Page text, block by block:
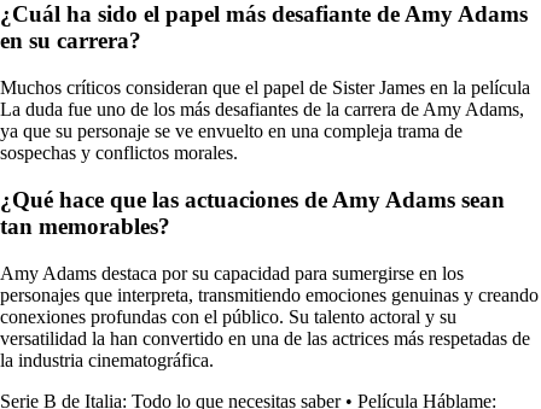
¿Cuál ha sido el papel más desafiante de Amy Adams
en su carrera?
Muchos críticos consideran que el papel de Sister James en la película
La duda fue uno de los más desafiantes de la carrera de Amy Adams,
ya que su personaje se ve envuelto en una compleja trama de
sospechas y conflictos morales.
¿Qué hace que las actuaciones de Amy Adams sean
tan memorables?
Amy Adams destaca por su capacidad para sumergirse en los
personajes que interpreta, transmitiendo emociones genuinas y creando
conexiones profundas con el público. Su talento actoral y su
versatilidad la han convertido en una de las actrices más respetadas de
la industria cinematográfica.
Serie B de Italia: Todo lo que necesitas saber• Película Háblame: